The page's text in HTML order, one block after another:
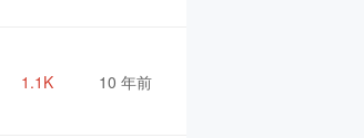
1.1K 10 年前